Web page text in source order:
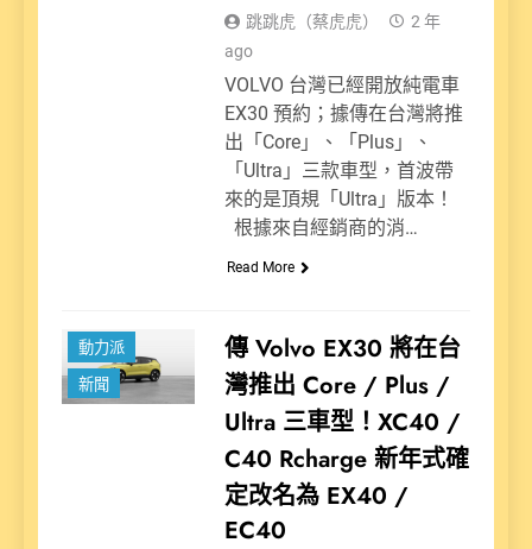
跳跳虎（蔡虎虎）
2 年
ago
VOLVO 台灣已經開放純電車
EX30 預約；據傳在台灣將推
出「Core」、「Plus」、
「Ultra」三款車型，首波帶
來的是頂規「Ultra」版本！
根據來自經銷商的消…
Read More
動力派
新聞
傳 Volvo EX30 將在台
灣推出 Core / Plus /
Ultra 三車型！XC40 /
C40 Rcharge 新年式確
定改名為 EX40 /
EC40